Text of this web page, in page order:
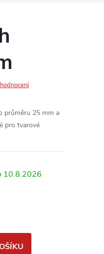
průměru 25 mm a
pro tvarové
10.8.2026